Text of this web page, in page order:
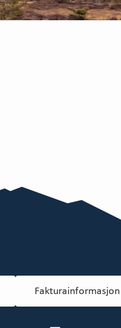
Fakturainformasjon